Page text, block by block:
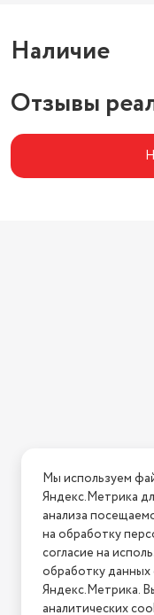
Наличие
Отзывы
Нашли
2026 © Интернет-
Мы используем
Яндекс.Метрика
анализа
на обработку
согласие на
обработку
Яндекс.Метрика.
аналитических